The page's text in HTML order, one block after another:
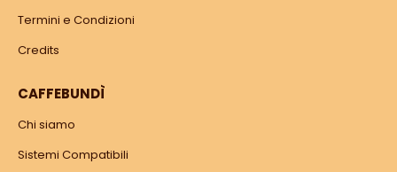
Termini e Condizioni
Credits
CAFFEBUNDÌ
Chi siamo
Sistemi Compatibili